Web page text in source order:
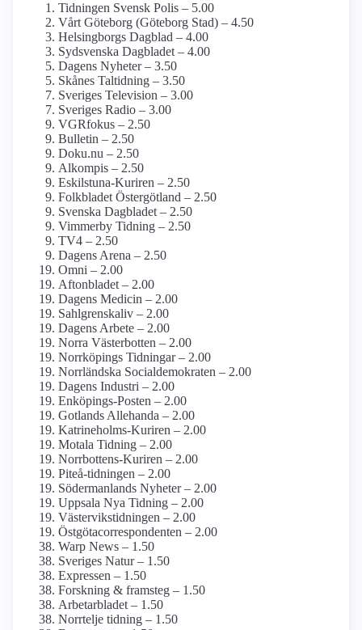
Tidningen Svensk Polis – 5.00
Vårt Göteborg (Göteborg Stad) – 4.50
Helsingborgs Dagblad – 4.00
Sydsvenska Dagbladet – 4.00
Dagens Nyheter – 3.50
Skånes Taltidning – 3.50
Sveriges Television – 3.00
Sveriges Radio – 3.00
VGRfokus – 2.50
Bulletin – 2.50
Doku.nu – 2.50
Alkompis – 2.50
Eskilstuna-Kuriren – 2.50
Folkbladet Östergötland – 2.50
Svenska Dagbladet – 2.50
Vimmerby Tidning – 2.50
TV4 – 2.50
Dagens Arena – 2.50
Omni – 2.00
Aftonbladet – 2.00
Dagens Medicin – 2.00
Sahlgrenskaliv – 2.00
Dagens Arbete – 2.00
Norra Västerbotten – 2.00
Norrköpings Tidningar – 2.00
Norrländska Social­demokraten – 2.00
Dagens Industri – 2.00
Enköpings-Posten – 2.00
Gotlands Allehanda – 2.00
Katrineholms-Kuriren – 2.00
Motala Tidning – 2.00
Norrbottens-Kuriren – 2.00
Piteå-tidningen – 2.00
Söderman­lands Nyheter – 2.00
Uppsala Nya Tidning – 2.00
Västervikstidningen – 2.00
Östgöta­correspondenten – 2.00
Warp News – 1.50
Sveriges Natur – 1.50
Expressen – 1.50
Forskning & framsteg – 1.50
Arbetarbladet – 1.50
Norrtelje tidning – 1.50